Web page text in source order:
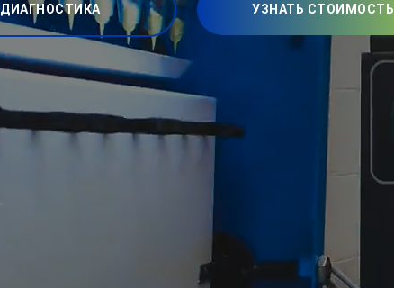
ДИАГНОСТИКА УЗНАТЬ СТОИМОСТЬ